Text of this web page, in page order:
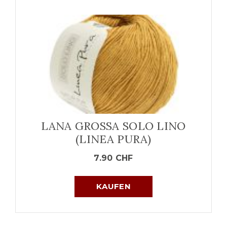
LANA GROSSA SOLO LINO
(LINEA PURA)
7.90 CHF
KAUFEN